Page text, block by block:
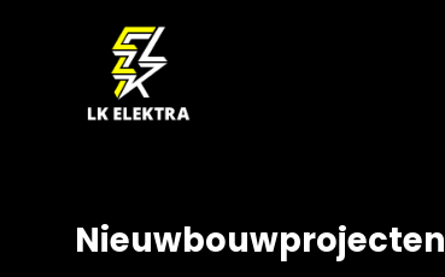
Nieuwbouwprojecten